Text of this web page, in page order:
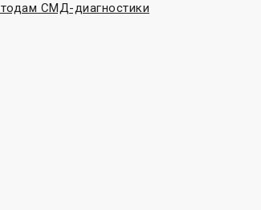
СМД-диагностики